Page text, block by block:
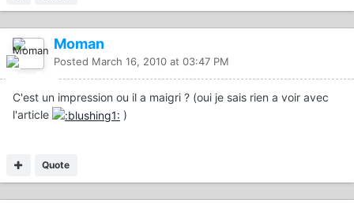
Moman
Posted March 16, 2010 at 03:47 PM
C'est un impression ou il a maigri ? (oui je sais rien a voir avec
l'article
)
Quote